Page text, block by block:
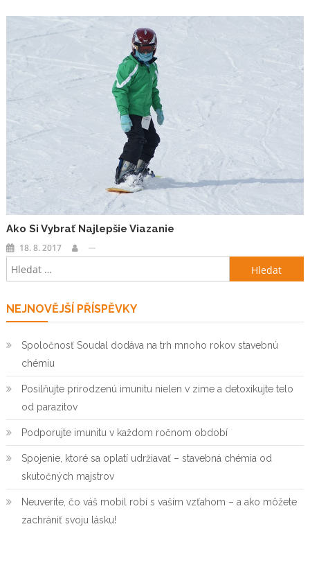
Ako Si Vybrať Najlepšie Viazanie
18. 8. 2017
Vyhledávání
NEJNOVĚJŠÍ PŘÍSPĚVKY
Spoločnosť Soudal dodáva na trh mnoho rokov stavebnú
chémiu
Posilňujte prirodzenú imunitu nielen v zime a detoxikujte telo
od parazitov
Podporujte imunitu v každom ročnom období
Spojenie, ktoré sa oplatí udržiavať – stavebná chémia od
skutočných majstrov
Neuveríte, čo váš mobil robí s vaším vzťahom – a ako môžete
zachrániť svoju lásku!